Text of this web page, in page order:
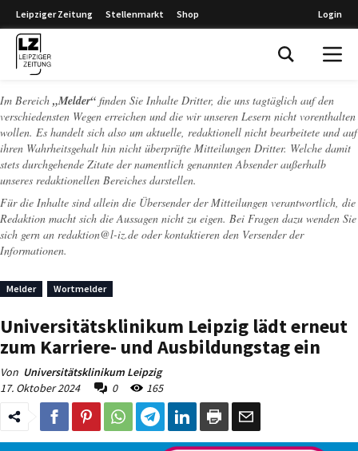
Leipziger Zeitung Stellenmarkt Shop Login
Im Bereich „Melder“ finden Sie Inhalte Dritter, die uns tagtäglich auf den
verschiedensten Wegen erreichen und die wir unseren Lesern nicht vorenthalten
wollen. Es handelt sich also um aktuelle, redaktionell nicht bearbeitete und auf
ihren Wahrheitsgehalt hin nicht überprüfte Mitteilungen Dritter. Welche damit
stets durchgehende Zitate der namentlich genannten Absender außerhalb
unseres redaktionellen Bereiches darstellen.
Für die Inhalte sind allein die Übersender der Mitteilungen verantwortlich, die
Redaktion macht sich die Aussagen nicht zu eigen. Bei Fragen dazu wenden Sie
sich gern an redaktion@l-iz.de oder kontaktieren den Versender der
Informationen.
Melder Wortmelder
Universitätsklinikum Leipzig lädt erneut
zum Karriere- und Ausbildungstag ein
Von Universitätsklinikum Leipzig
17. Oktober 2024
0 165